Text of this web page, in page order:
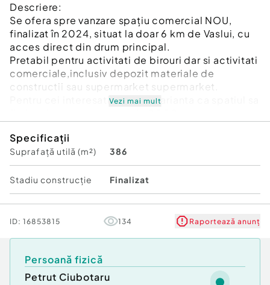
Descriere:
Se ofera spre vanzare spațiu comercial NOU,
finalizat în 2024, situat la doar 6 km de Vaslui, cu
acces direct din drum principal.
Pretabil pentru activitati de birouri dar si activitati
comerciale,inclusiv depozit materiale de
constructii sau supermarket supermarket.
Pentru cei interesati exista si varianta ca spatiul sa
✅ Suprafață utilă: 386 mp
✅Parter ,spatiu generosde 149mp Etaj: 4 birouri +
sală de ședințe in suprafata de 150mp si un beci
generos plus terasa in partea din spate si gradina
✅ Structură solidă – beton
✅ Poartă electrică
✅ Curent trifazic și 220V
✅ Acte complete: cadastru, intabulare, certificat
energetic
Vezi mai mult
Specificații
Suprafață utilă (m²) 386
Stadiu construcţie Finalizat
ID: 16853815 134 Raportează anunț
Persoană fizică
Petrut Ciubotaru